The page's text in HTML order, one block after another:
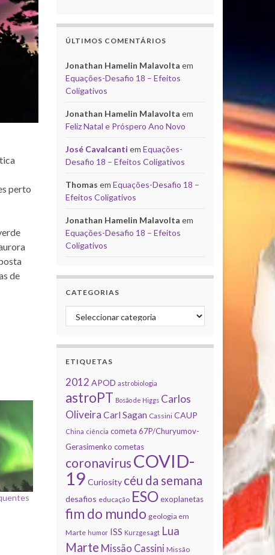
perto
de
ÚLTIMOS COMENTÁRIOS
Jonathan Hamelin Malavolta em
Equações-Desafio 18 – Efeitos
Coligativos
Jonathan Hamelin Malavolta em
Feliz Natal e Próspero Ano Novo
José Cavalcanti em Equações-
Desafio 18 – Efeitos Coligativos
Thomas em Equações-Desafio 18 –
Efeitos Coligativos
Jonathan Hamelin Malavolta em
Equações-Desafio 18 – Efeitos
Coligativos
CATEGORIAS
Categorias
ETIQUETAS
2012 APOD astrobiologia
astroPT Bosão de Higgs Carlos
Oliveira Carl Sagan Cassini CAUP
China ciência cometa 67P/Churyumov-
Gerasimenko cometas
coronavirus COVID-
19 Curiosity céu da semana
desafios educação ESO exoplanetas
fim do mundo geologia em
Marte humor ISS Kurzgesagt Lua
Marte Missão Cassini Missão